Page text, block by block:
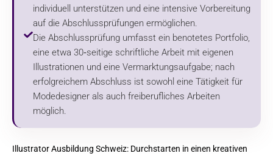
individuell unterstützen und eine intensive Vorbereitung
auf die Abschlussprüfungen ermöglichen.
Die Abschlussprüfung umfasst ein benotetes Portfolio,
eine etwa 30‑seitige schriftliche Arbeit mit eigenen
Illustrationen und eine Vermarktungsaufgabe; nach
erfolgreichem Abschluss ist sowohl eine Tätigkeit für
Modedesigner als auch freiberufliches Arbeiten
möglich.
Illustrator Ausbildung Schweiz: Durchstarten in einen kreativen